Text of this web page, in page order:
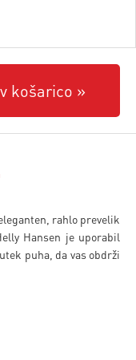
košarico
rahlo prevelik
Hansen je uporabil
puha, da vas obdrži